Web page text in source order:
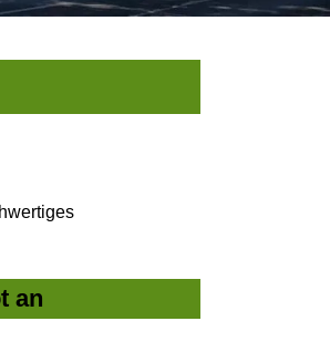
an